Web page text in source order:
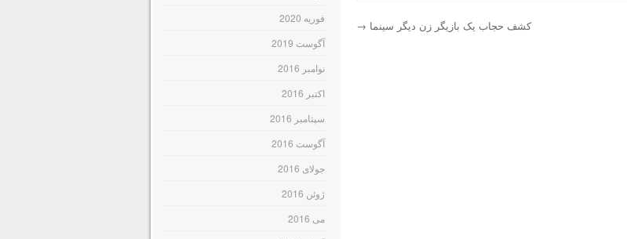
کشف حجاب یک بازیگر زن دیگر سینما →
فوریه 2020
آگوست 2019
نوامبر 2016
اکتبر 2016
سپتامبر 2016
آگوست 2016
جولای 2016
ژوئن 2016
می 2016